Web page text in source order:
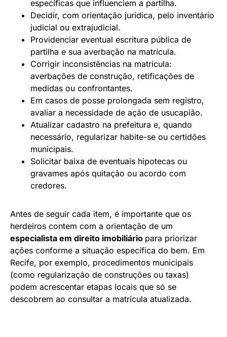
específicas que influenciem a partilha.
Decidir, com orientação jurídica, pelo inventário
judicial ou extrajudicial.
Providenciar eventual escritura pública de
partilha e sua averbação na matrícula.
Corrigir inconsistências na matrícula:
averbações de construção, retificações de
medidas ou confrontantes.
Em casos de posse prolongada sem registro,
avaliar a necessidade de ação de usucapião.
Atualizar cadastro na prefeitura e, quando
necessário, regularizar habite-se ou certidões
municipais.
Solicitar baixa de eventuais hipotecas ou
gravames após quitação ou acordo com
credores.
Antes de seguir cada item, é importante que os
herdeiros contem com a orientação de um
especialista em direito imobiliário para priorizar
ações conforme a situação específica do bem. Em
Recife, por exemplo, procedimentos municipais
(como regularização de construções ou taxas)
podem acrescentar etapas locais que só se
descobrem ao consultar a matrícula atualizada.